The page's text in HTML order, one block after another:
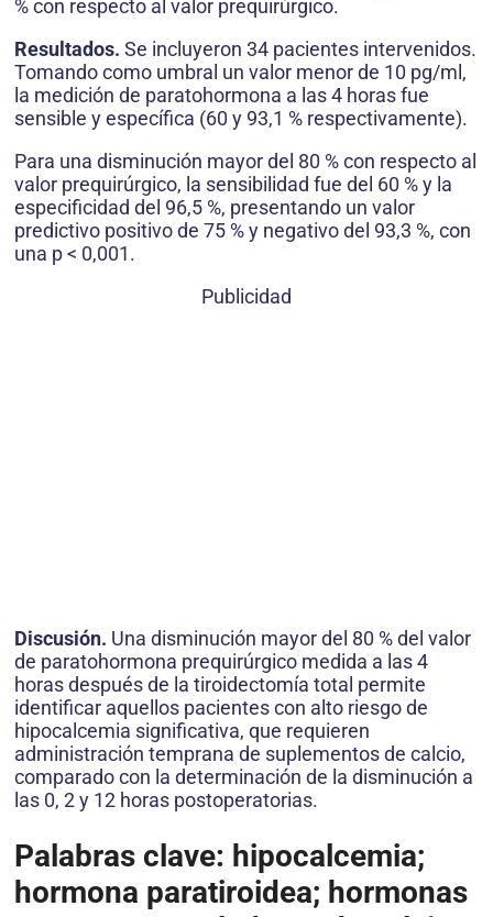
% con respecto al valor prequirúrgico.
Resultados. Se incluyeron 34 pacientes intervenidos.
Tomando como umbral un valor menor de 10 pg/ml,
la medición de paratohormona a las 4 horas fue
sensible y específica (60 y 93,1 % respectivamente).
Para una disminución mayor del 80 % con respecto al
valor prequirúrgico, la sensibilidad fue del 60 % y la
especificidad del 96,5 %, presentando un valor
predictivo positivo de 75 % y negativo del 93,3 %, con
una p < 0,001.
Publicidad
Discusión. Una disminución mayor del 80 % del valor
de paratohormona prequirúrgico medida a las 4
horas después de la tiroidectomía total permite
identificar aquellos pacientes con alto riesgo de
hipocalcemia significativa, que requieren
administración temprana de suplementos de calcio,
comparado con la determinación de la disminución a
las 0, 2 y 12 horas postoperatorias.
Palabras clave: hipocalcemia;
hormona paratiroidea; hormonas